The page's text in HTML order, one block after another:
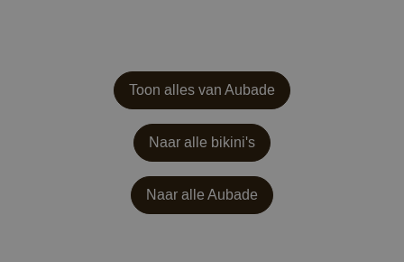
Toon alles van Aubade
Naar alle bikini's
Naar alleAubade